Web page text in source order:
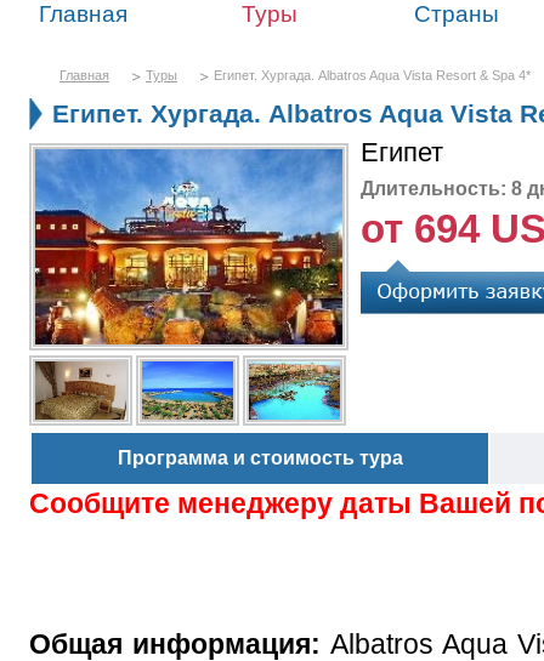
Главная Туры Страны
Главная Туры Египет. Хургада. Albatros Aqua Vista Resort & Spa 4*
Египет. Хургада. Albatros Aqua Vista
Египет
Длительность: 8
от 694
Программа и стоимость тура
Сообщите менеджеру даты Вашей
Общая информация: Albatros Aqua